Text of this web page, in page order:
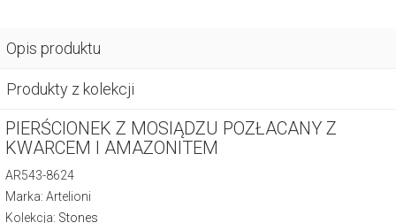
Opis produktu
Produkty z kolekcji
PIERŚCIONEK Z MOSIĄDZU POZŁACANY Z
KWARCEM I AMAZONITEM
AR543-8624
Marka: Artelioni
Kolekcja: Stones